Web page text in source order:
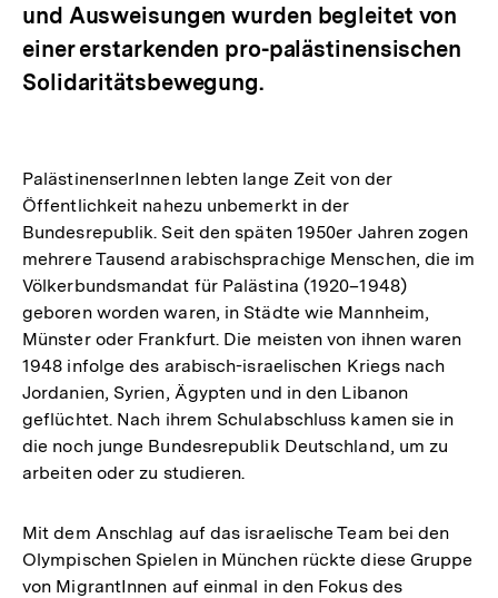
und Ausweisungen wurden begleitet von
einer erstarkenden pro-palästinensischen
Solidaritätsbewegung.
PalästinenserInnen lebten lange Zeit von der
Öffentlichkeit nahezu unbemerkt in der
Bundesrepublik. Seit den späten 1950er Jahren zogen
mehrere Tausend arabischsprachige Menschen, die im
Völkerbundsmandat für Palästina (1920–1948)
geboren worden waren, in Städte wie Mannheim,
Münster oder Frankfurt. Die meisten von ihnen waren
1948 infolge des arabisch-israelischen Kriegs nach
Jordanien, Syrien, Ägypten und in den Libanon
geflüchtet. Nach ihrem Schulabschluss kamen sie in
die noch junge Bundesrepublik Deutschland, um zu
arbeiten oder zu studieren.
Mit dem Anschlag auf das israelische Team bei den
Olympischen Spielen in München rückte diese Gruppe
von MigrantInnen auf einmal in den Fokus des